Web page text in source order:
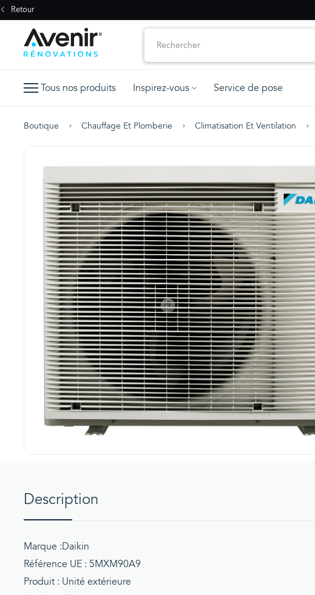
Retour
Tous nos produits Inspirez-vous Service de pose
Boutique Chauffage Et Plomberie Climatisation Et Ventilation
Description
Marque :Daikin
Référence UE : 5MXM90A9
Produit : Unité extérieure